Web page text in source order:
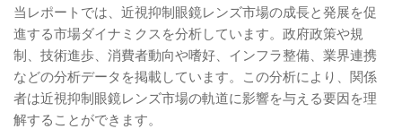
当レポートでは、近視抑制眼鏡レンズ市場の成長と発展を促
進する市場ダイナミクスを分析しています。政府政策や規
制、技術進歩、消費者動向や嗜好、インフラ整備、業界連携
などの分析データを掲載しています。この分析により、関係
者は近視抑制眼鏡レンズ市場の軌道に影響を与える要因を理
解することができます。